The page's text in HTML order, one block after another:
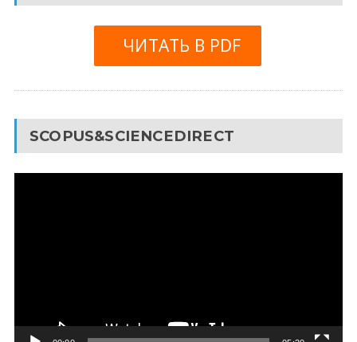
ЧИТАТЬ В PDF
SCOPUS&SCIENCEDIRECT